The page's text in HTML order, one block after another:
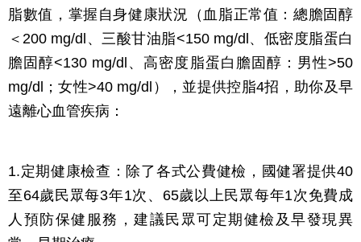
脂數值，掌握自身健康狀況（血脂正常值：總膽固醇
＜200 mg/dl、三酸甘油脂<150 mg/dl、低密度脂蛋白
膽固醇<130 mg/dl、高密度脂蛋白膽固醇：男性>50
mg/dl；女性>40 mg/dl），並提供控脂4招，助你及早
遠離心血管疾病：
1.定期健康檢查：除了各式公費健檢，國健署提供40
至64歲民眾每3年1次、65歲以上民眾每年1次免費成
人預防保健服務，建議民眾可定期健檢及早發現異